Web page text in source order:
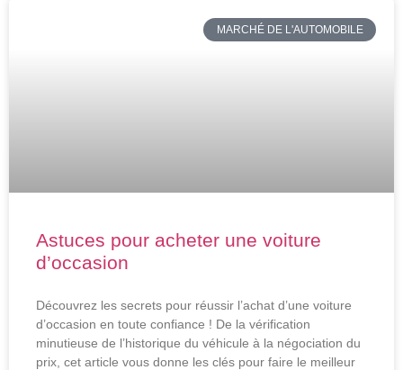
MARCHÉ DE L'AUTOMOBILE
Astuces pour acheter une voiture
d’occasion
Découvrez les secrets pour réussir l’achat d’une voiture
d’occasion en toute confiance ! De la vérification
minutieuse de l’historique du véhicule à la négociation du
prix, cet article vous donne les clés pour faire le meilleur